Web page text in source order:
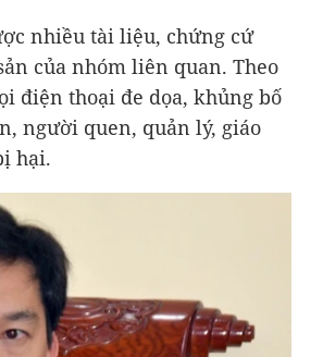
nhiều tài liệu, chứng cứ
của nhóm liên quan. Theo
điện thoại đe dọa, khủng bố
người quen, quản lý, giáo
hại.